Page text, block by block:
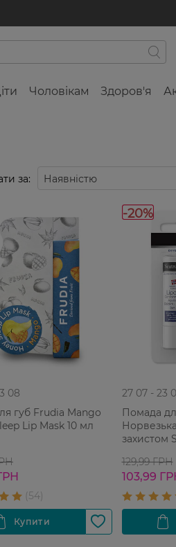
Чоловікам Здоров'я
за: Наявністю
08
губ Frudia Mango
Lip Mask 10 мл
-20%
27 07 - 23
Помада
захистом
129,99 ГРН
103,99